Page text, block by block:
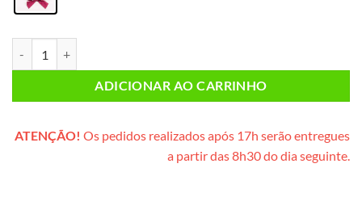
ADICIONAR AO CARRINHO
ATENÇÃO! Os pedidos realizados após 17h serão entregues
a partir das 8h30 do dia seguinte.